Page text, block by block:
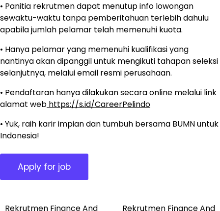
• Panitia rekrutmen dapat menutup info lowongan
sewaktu-waktu tanpa pemberitahuan terlebih dahulu
apabila jumlah pelamar telah memenuhi kuota.
• Hanya pelamar yang memenuhi kualifikasi yang
nantinya akan dipanggil untuk mengikuti tahapan seleksi
selanjutnya, melalui email resmi perusahaan.
• Pendaftaran hanya dilakukan secara online melalui link
alamat web https://s.id/CareerPelindo
• Yuk, raih karir impian dan tumbuh bersama BUMN untuk
Indonesia!
Rekrutmen Finance And Rekrutmen Finance And